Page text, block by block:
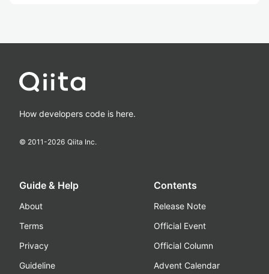
How developers code is here.
© 2011-2026 Qiita Inc.
Guide & Help
About
Terms
Privacy
Guideline
Contents
Release Note
Official Event
Official Column
Advent Calendar